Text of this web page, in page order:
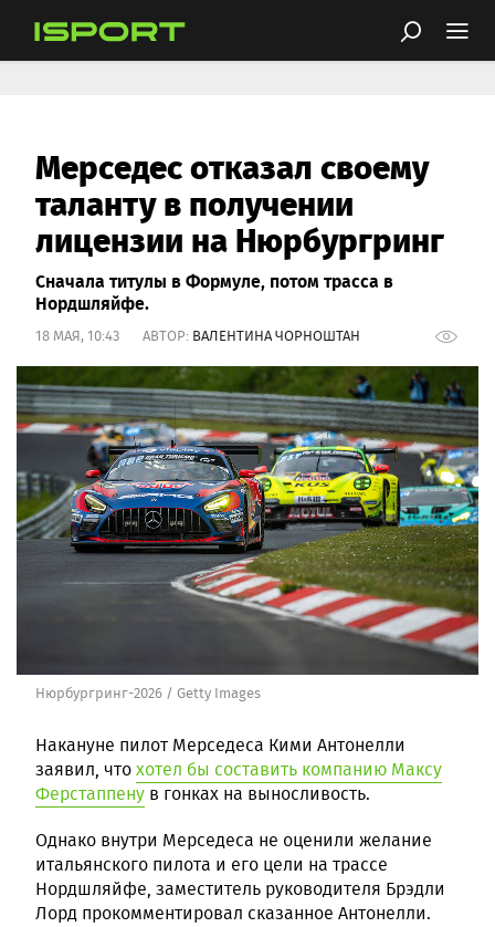
Мерседес отказал своему
таланту в получении
лицензии на Нюрбургринг
Сначала титулы в Формуле, потом трасса в
Нордшляйфе.
18 МАЯ, 10:43 АВТОР: ВАЛЕНТИНА ЧОРНОШТАН
Нюрбургринг-2026 / Getty Images
Накануне пилот Мерседеса Кими Антонелли
заявил, чтохотел бы составить компанию Максу
Ферстаппену в гонках на выносливость.
Однако внутри Мерседеса не оценили желание
итальянского пилота и его цели на трассе
Нордшляйфе, заместитель руководителя Брэдли
Лорд прокомментировал сказанное Антонелли.